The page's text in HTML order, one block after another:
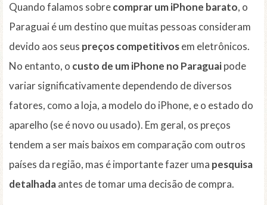
Quando falamos sobrecomprar um iPhone barato, o
Paraguai é um destino que muitas pessoas consideram
devido aos seus preços competitivosem eletrônicos.
No entanto, o custo de um iPhone no Paraguaipode
variar significativamente dependendo de diversos
fatores, como a loja, a modelo do iPhone, e o estado do
aparelho (se é novo ou usado). Em geral, os preços
tendem a ser mais baixos em comparação com outros
países da região, mas é importante fazer uma pesquisa
detalhadaantes de tomar uma decisão de compra.